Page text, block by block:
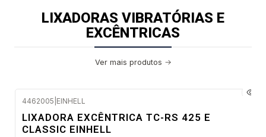
LIXADORAS VIBRATÓRIAS E
EXCÊNTRICAS
Ver mais produtos
4462005 EINHELL
LIXADORA EXCÊNTRICA TC-RS 425 E
CLASSIC EINHELL